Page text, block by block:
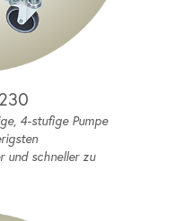
4-stufige Pumpe
und schneller zu